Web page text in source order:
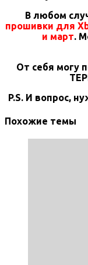
В любом
прошивки для
и март.
От себя могу
P.S. И вопрос,
Похожие темы